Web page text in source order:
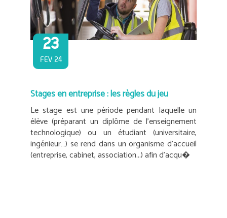
23
FEV 24
Stages en entreprise : les règles du jeu
Le stage est une période pendant laquelle un
élève (préparant un diplôme de l’enseignement
technologique) ou un étudiant (universitaire,
ingénieur…) se rend dans un organisme d’accueil
(entreprise, cabinet, association...) afin d’acqu�